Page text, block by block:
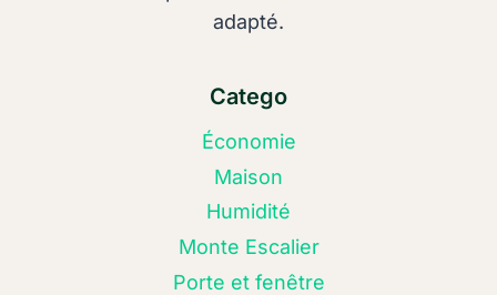
adapté.
Catego
Économie
Maison
Humidité
Monte Escalier
Porte et fenêtre